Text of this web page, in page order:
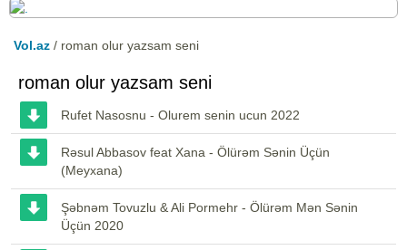
Vol.az / roman olur yazsam seni
roman olur yazsam seni
Rufet Nasosnu - Olurem senin ucun 2022
Rəsul Abbasov feat Xana - Ölürəm Sənin Üçün
(Meyxana)
Şəbnəm Tovuzlu & Ali Pormehr - Ölürəm Mən Sənin
Üçün 2020